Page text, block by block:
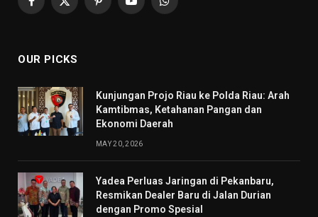
Facebook
X
PinterestYouTubeWhatsApp
OUR PICKS
Kunjungan Projo Riau ke Polda Riau: Arah
Kamtibmas, Ketahanan Pangan dan
Ekonomi Daerah
MAY 20, 2026
Yadea Perluas Jaringan di Pekanbaru,
Resmikan Dealer Baru di Jalan Durian
dengan Promo Spesial